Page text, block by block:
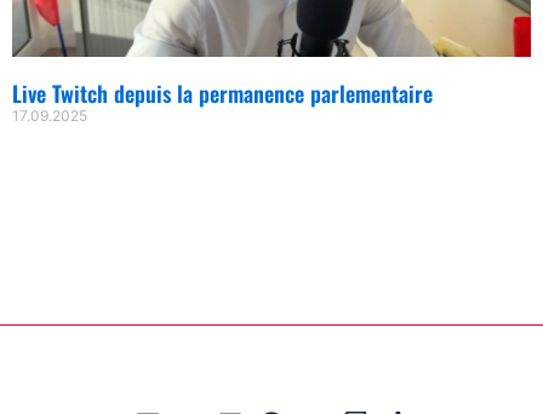
Live Twitch depuis la permanence parlementaire
17.09.2025